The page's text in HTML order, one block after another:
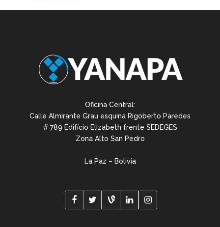
Oficina Central:
Calle Almirante Grau esquina Rigoberto Paredes
# 789 Edifício Elizabeth frente SEDEGES
Zona Alto San Pedro
La Paz – Bolivia